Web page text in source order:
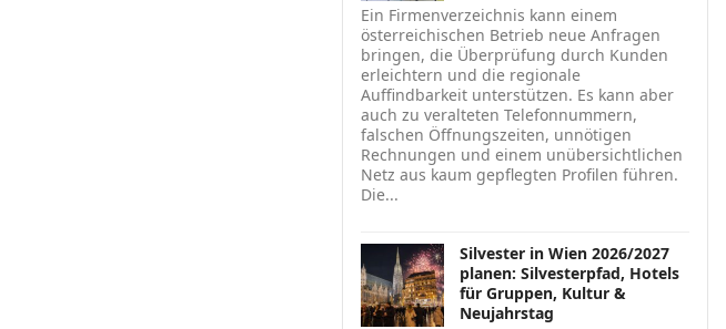
Ein Firmenverzeichnis kann einem
österreichischen Betrieb neue Anfragen
bringen, die Überprüfung durch Kunden
erleichtern und die regionale
Auffindbarkeit unterstützen. Es kann aber
auch zu veralteten Telefonnummern,
falschen Öffnungszeiten, unnötigen
Rechnungen und einem unübersichtlichen
Netz aus kaum gepflegten Profilen führen.
Die...
Silvester in Wien 2026/2027
planen: Silvesterpfad, Hotels
für Gruppen, Kultur &
Neujahrstag